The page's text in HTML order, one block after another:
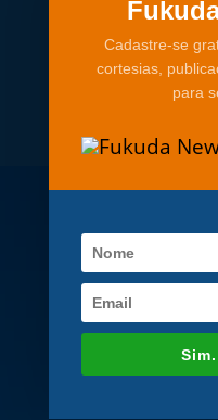
Cadastre-se
cortesias,
para